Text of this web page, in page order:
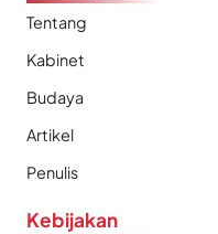
Tentang
Kabinet
Budaya
Artikel
Penulis
Kebijakan